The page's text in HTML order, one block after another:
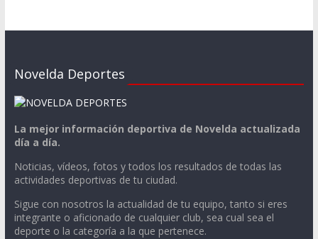
Novelda Deportes
La mejor información deportiva de Novelda actualizada
día a día.
Noticias, vídeos, fotos y todos los resultados de todas las
actividades deportivas de tu ciudad.
Sigue con nosotros la actualidad de tu equipo, tanto si eres
integrante o aficionado de cualquier club, sea cual sea el
deporte o la categoría a la que pertenece.